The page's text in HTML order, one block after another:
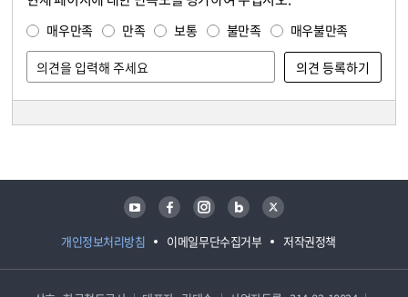
매우만족 만족 보통 불만족 매우불만족
개인정보처리방침 이메일무단수집거부 저작권정책
유튜브 페이스북 인스타그램 블로그 트위터